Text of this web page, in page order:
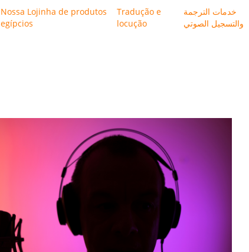
Nossa Lojinha de produtos
egípcios
Tradução e
locução
خدمات الترجمة
والتسجيل الصوتي